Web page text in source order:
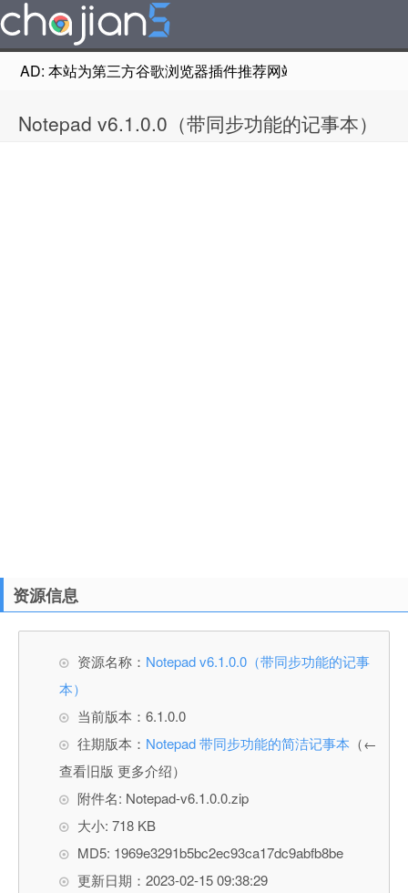
AD: 本站为第三方谷歌浏览器插件推荐网站，非Google
Notepad v6.1.0.0（带同步功能的记事本）
资源信息
资源名称： Notepad v6.1.0.0（带同步功能的记事
本）
当前版本：6.1.0.0
往期版本： Notepad 带同步功能的简洁记事本 （←
查看旧版 更多介绍）
附件名: Notepad-v6.1.0.0.zip
大小: 718 KB
MD5: 1969e3291b5bc2ec93ca17dc9abfb8be
更新日期：2023-02-15 09:38:29